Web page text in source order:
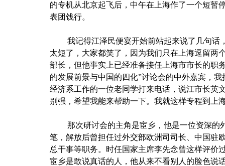
的专机从北京起飞后，中午在上海作了一个短暂
表团饯行。
我记得江泽民便宴开始前站起来说了几句话
太短了，大家都笑了，因为我们只在上海逗留两
部长，但他事实上已经准备接任上海市市长的职
的发展前景与中国的四化”讨论会的中外嘉宾，
经济系工作的一位老同学打来电话，说江市长英
别强，希望我能来帮助一下。我就这样专程到上
那次研讨会的主角是宦乡，他是一位资深的
笔，解放后曾担任过外交部欧洲司司长、中国驻
总干事等职务。时任国家主席李先念曾这样评价
宦乡是敢说真话的人，他从来不看别人的脸色说